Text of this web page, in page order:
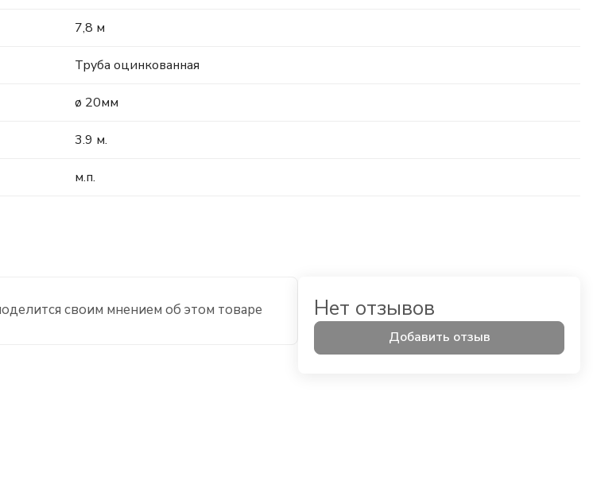
7,8 м
Труба оцинкованная
ø 20мм
3.9 м.
м.п.
своим мнением об этом товаре Нет отзывов
Добавить отзыв